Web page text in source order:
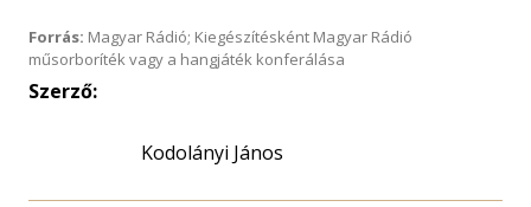
Forrás: Magyar Rádió; Kiegészítésként Magyar Rádió
műsorboríték vagy a hangjáték konferálása
Szerző:
Kodolányi János